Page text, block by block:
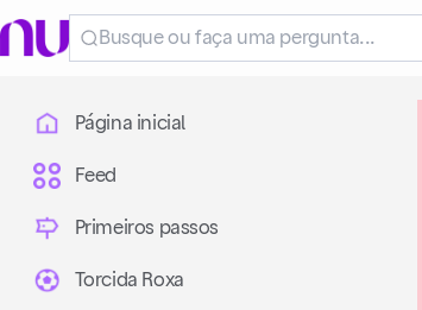
Página inicial
Feed
Primeiros passos
Torcida Roxa